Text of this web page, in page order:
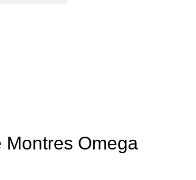
Montres Omega